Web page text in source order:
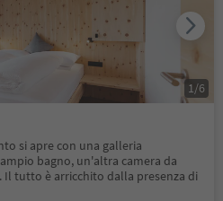
si apre con una galleria
bagno, un'altra camera da
Il tutto è arricchito dalla presenza di
1 /6